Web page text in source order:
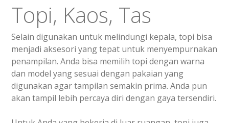
Topi, Kaos, Tas
Selain digunakan untuk melindungi kepala, topi bisa
menjadi aksesori yang tepat untuk menyempurnakan
penampilan. Anda bisa memilih topi dengan warna
dan model yang sesuai dengan pakaian yang
digunakan agar tampilan semakin prima. Anda pun
akan tampil lebih percaya diri dengan gaya tersendiri.